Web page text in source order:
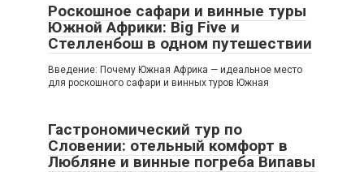
Роскошное сафари и винные туры
Южной Африки: Big Five и
Стелленбош в одном путешествии
Введение: Почему Южная Африка — идеальное место
для роскошного сафари и винных туров Южная
Гастрономический тур по
Словении: отельный комфорт в
Любляне и винные погреба Випавы